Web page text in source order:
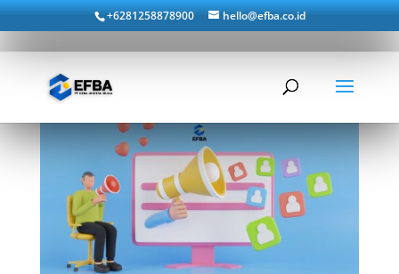
+6281258878900 hello@efba.co.id